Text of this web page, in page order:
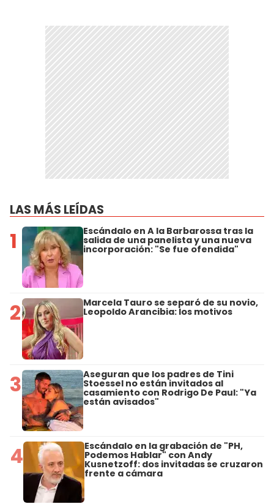
LAS MÁS LEÍDAS
1 Escándalo en A la Barbarossa tras la
salida de una panelista y una nueva
incorporación: "Se fue ofendida"
2 Marcela Tauro se separó de su novio,
Leopoldo Arancibia: los motivos
3 Aseguran que los padres de Tini
Stoessel no están invitados al
casamiento con Rodrigo De Paul: "Ya
están avisados"
4 Escándalo en la grabación de "PH,
Podemos Hablar" con Andy
Kusnetzoff: dos invitadas se cruzaron
frente a cámara